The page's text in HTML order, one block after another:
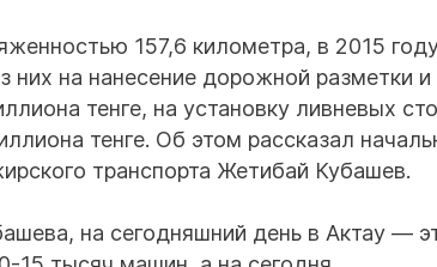
157,6 километра, в 2015
на нанесение дорожной разметки и
тенге, на установку ливневых
тенге. Об этом рассказал
транспорта Жетибай Кубашев.
на сегодняшний день в Актау —